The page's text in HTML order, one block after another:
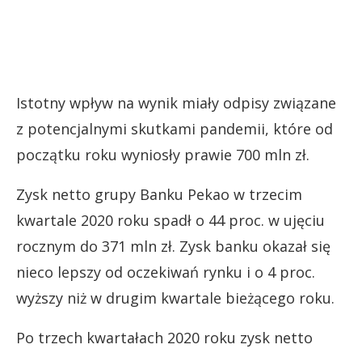
Istotny wpływ na wynik miały odpisy związane
z potencjalnymi skutkami pandemii, które od
początku roku wyniosły prawie 700 mln zł.
Zysk netto grupy Banku Pekao w trzecim
kwartale 2020 roku spadł o 44 proc. w ujęciu
rocznym do 371 mln zł. Zysk banku okazał się
nieco lepszy od oczekiwań rynku i o 4 proc.
wyższy niż w drugim kwartale bieżącego roku.
Po trzech kwartałach 2020 roku zysk netto